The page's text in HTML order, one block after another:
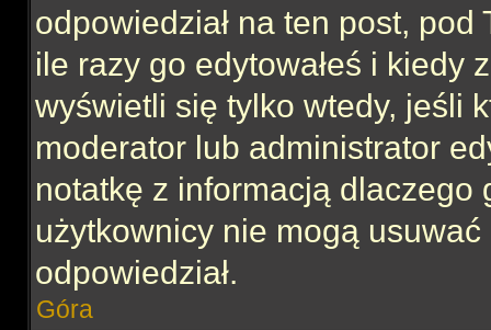
odpowiedział na ten post,
ile razy go edytowałeś i kiedy
wyświetli się tylko wtedy, jeśli
moderator lub administrator
notatkę z informacją
użytkownicy nie mogą
odpowiedział.
Góra